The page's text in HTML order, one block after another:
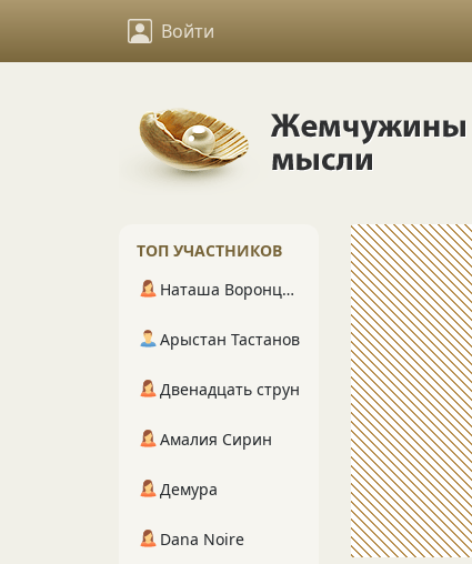
Войти
ТОП УЧАСТНИКОВ
Наташа Воронцова
Арыстан Тастанов
Двенадцать струн
Амалия Сирин
Демура
Dana Noire